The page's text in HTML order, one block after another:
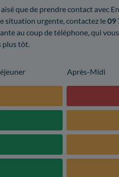
que de prendre contact avec
situation urgente, contactez le09
au coup de téléphone, qui
plus tôt.
Après-Midi